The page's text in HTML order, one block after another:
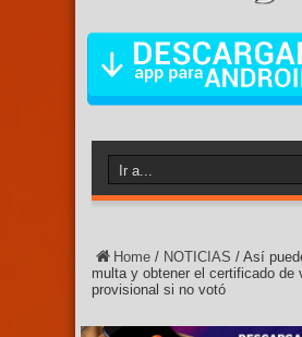
Home / NOTICIAS / Así
multa y obtener el certificado de
provisional si no votó